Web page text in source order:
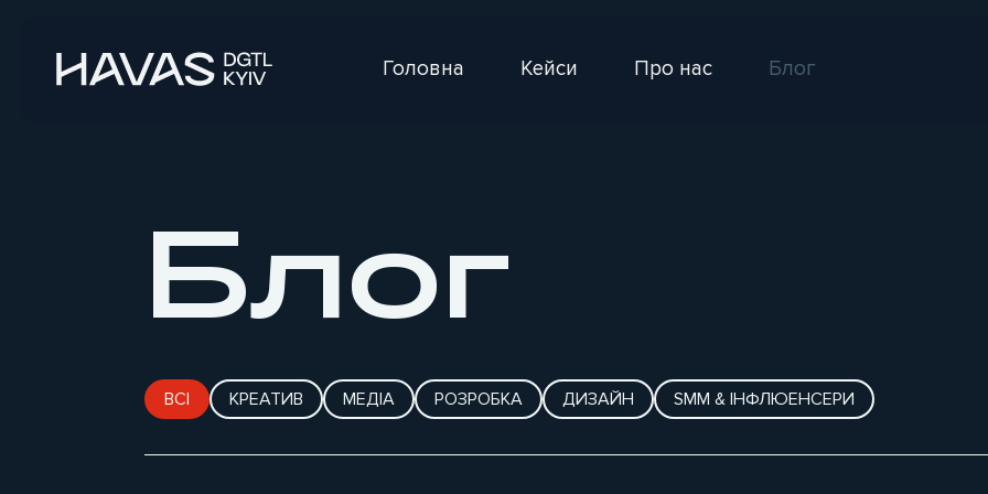
Головна Кейси Про нас Блог
Блог
ВСІ КРЕАТИВ МЕДІА РОЗРОБКА ДИЗАЙН SMM & ІНФЛЮЕНСЕРИ